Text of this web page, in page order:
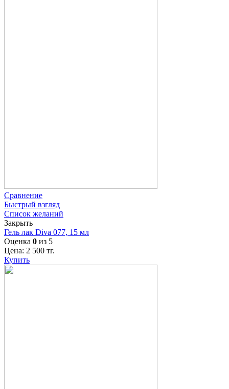
Сравнение
Быстрый взгляд
Список желаний
Закрыть
Гель лак Diva 077, 15 мл
Оценка 0 из 5
Цена: 2 500 тг.
Купить